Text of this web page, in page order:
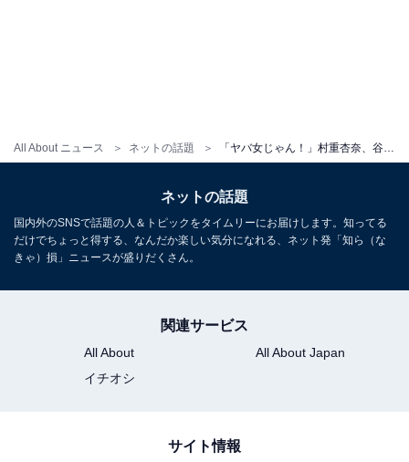
All About ニュース ネットの話題 「ヤバ女じゃん！」村重杏奈、谷間ちらり新ヘア披露！ 「おっぱいデカすぎやろ」「エロカワイイ」
ネットの話題
国内外のSNSで話題の人＆トピックをタイムリーにお届けします。知ってる
だけでちょっと得する、なんだか楽しい気分になれる、ネット発「知ら（な
きゃ）損」ニュースが盛りだくさん。
関連サービス
All About
All About Japan
イチオシ
サイト情報